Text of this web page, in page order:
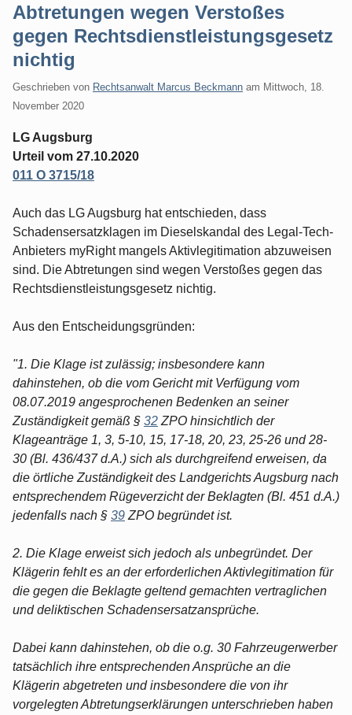
Abtretungen wegen Verstoßes
gegen Rechtsdienstleistungsgesetz
nichtig
Geschrieben von Rechtsanwalt Marcus Beckmann am Mittwoch, 18.
November 2020
LG Augsburg
Urteil vom 27.10.2020
011 O 3715/18
Auch das LG Augsburg hat entschieden, dass
Schadensersatzklagen im Dieselskandal des Legal-Tech-
Anbieters myRight mangels Aktivlegitimation abzuweisen
sind. Die Abtretungen sind wegen Verstoßes gegen das
Rechtsdienstleistungsgesetz nichtig.
Aus den Entscheidungsgründen:
"1. Die Klage ist zulässig; insbesondere kann
dahinstehen, ob die vom Gericht mit Verfügung vom
08.07.2019 angesprochenen Bedenken an seiner
Zuständigkeit gemäß § 32 ZPO hinsichtlich der
Klageanträge 1, 3, 5-10, 15, 17-18, 20, 23, 25-26 und 28-
30 (Bl. 436/437 d.A.) sich als durchgreifend erweisen, da
die örtliche Zuständigkeit des Landgerichts Augsburg nach
entsprechendem Rügeverzicht der Beklagten (Bl. 451 d.A.)
jedenfalls nach § 39 ZPO begründet ist.
2. Die Klage erweist sich jedoch als unbegründet. Der
Klägerin fehlt es an der erforderlichen Aktivlegitimation für
die gegen die Beklagte geltend gemachten vertraglichen
und deliktischen Schadensersatzansprüche.
Dabei kann dahinstehen, ob die o.g. 30 Fahrzeugerwerber
tatsächlich ihre entsprechenden Ansprüche an die
Klägerin abgetreten und insbesondere die von ihr
vorgelegten Abtretungserklärungen unterschrieben haben